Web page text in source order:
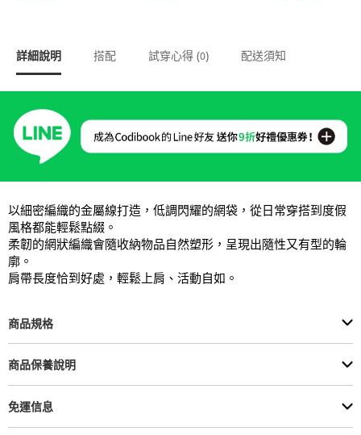
詳細說明 搭配 試穿心得 (0) 配送須知
以細密編織的金屬線打造，低調閃耀的網袋，從日常穿搭到度假
風格都能輕鬆點綴。
柔韌的網狀編織會隨收納物品自然塑形，呈現出隨性又有型的輪
廓。
肩帶長度恰到好處，輕鬆上肩、活動自如。
商品規格
商品保養說明
免運信息